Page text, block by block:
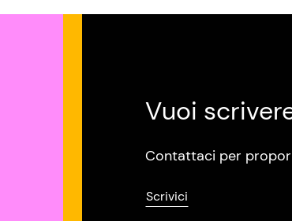
Vuoi
Contattaci per
Scrivici